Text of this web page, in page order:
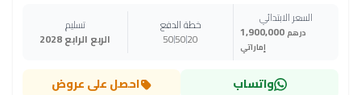
السعر الابتدائي
1,900,000 درهم
إماراتي
خطة الدفع
20
50
50
تسليم
الربع الرابع 2028
واتساب احصل على عروض